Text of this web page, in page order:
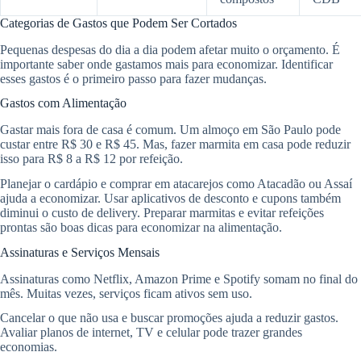
Categorias de Gastos que Podem Ser Cortados
Pequenas despesas do dia a dia podem afetar muito o orçamento. É
importante saber onde gastamos mais para economizar. Identificar
esses gastos é o primeiro passo para fazer mudanças.
Gastos com Alimentação
Gastar mais fora de casa é comum. Um almoço em São Paulo pode
custar entre R$ 30 e R$ 45. Mas, fazer marmita em casa pode reduzir
isso para R$ 8 a R$ 12 por refeição.
Planejar o cardápio e comprar em atacarejos como Atacadão ou Assaí
ajuda a economizar. Usar aplicativos de desconto e cupons também
diminui o custo de delivery. Preparar marmitas e evitar refeições
prontas são boas dicas para economizar na alimentação.
Assinaturas e Serviços Mensais
Assinaturas como Netflix, Amazon Prime e Spotify somam no final do
mês. Muitas vezes, serviços ficam ativos sem uso.
Cancelar o que não usa e buscar promoções ajuda a reduzir gastos.
Avaliar planos de internet, TV e celular pode trazer grandes
economias.